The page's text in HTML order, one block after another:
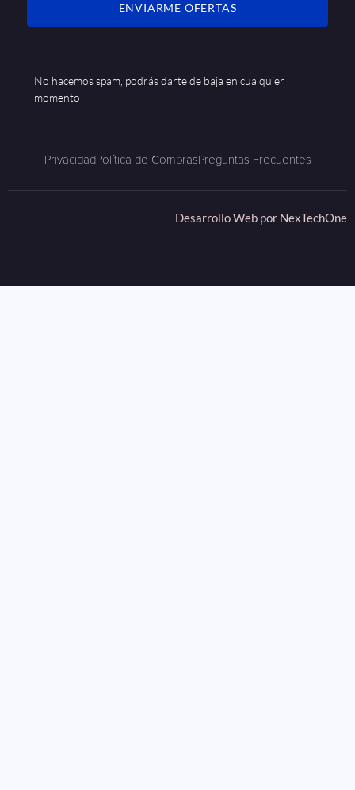
ENVIARME OFERTAS
No hacemos spam, podrás darte de baja en cualquier
momento
PrivacidadPolítica de ComprasPreguntas Frecuentes
Desarrollo Web por NexTechOne